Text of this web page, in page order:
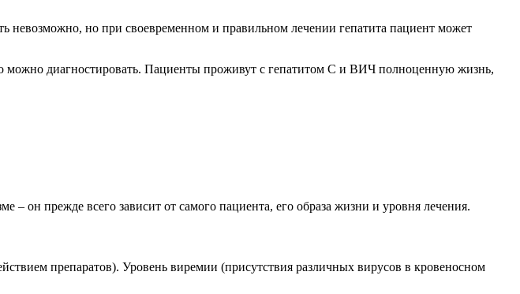
невозможно, но при своевременном и правильном лечении гепатита пациент может
можно диагностировать. Пациенты проживут с гепатитом С и ВИЧ полноценную жизнь,
он прежде всего зависит от самого пациента, его образа жизни и уровня лечения.
препаратов). Уровень виремии (присутствия различных вирусов в кровеносном